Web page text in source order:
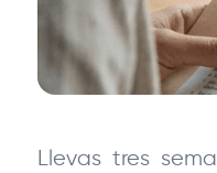
Llevas tres